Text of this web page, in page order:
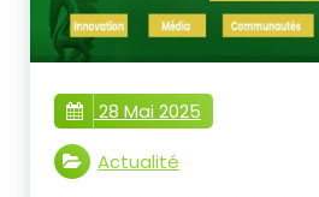
28 Mai 2025
Actualité